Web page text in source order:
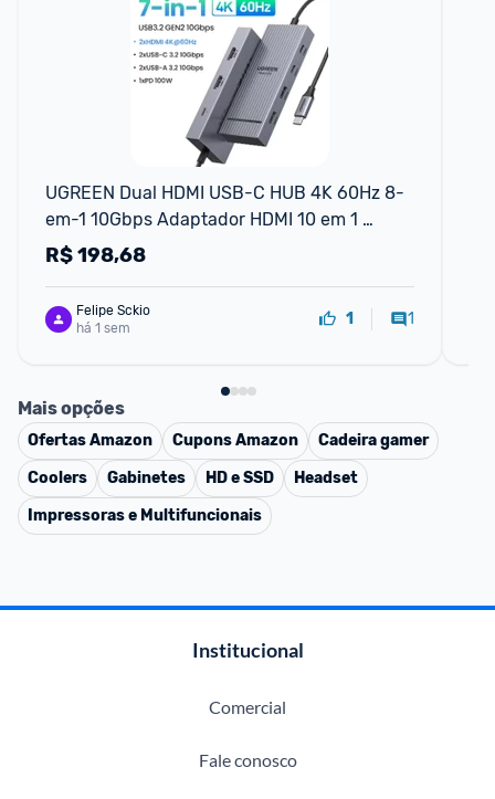
UGREEN Dual HDMI USB-C HUB 4K 60Hz 8-
em-1 10Gbps Adaptador HDMI 10 em 1
Divisor com RJ45 USB3.0 PD 100W Dock
R$198,68
Felipe Sckio
há 1 sem
1 1
Mais opções
OfertasAmazon CuponsAmazon
Cadeira gamer
Coolers
Gabinetes HD e SSD
Headset
Impressoras e Multifuncionais
Institucional
Comercial
Fale conosco